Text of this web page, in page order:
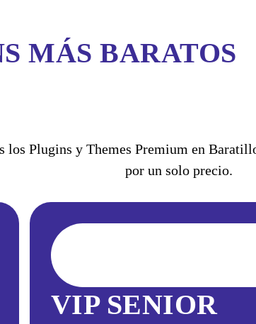
MÁS BARATOS
los Plugins y Themes Premium en
por un solo precio.
VIP SENIOR